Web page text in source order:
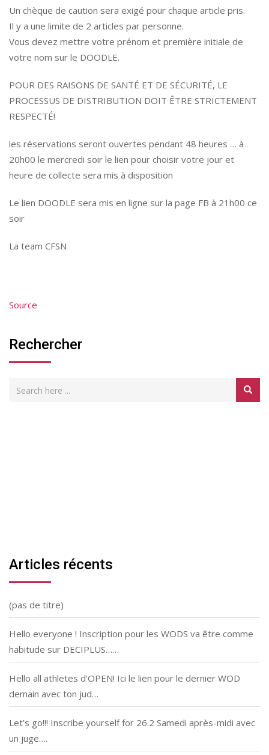
Un chèque de caution sera exigé pour chaque article pris.
Il y a une limite de 2 articles par personne.
Vous devez mettre votre prénom et première initiale de
votre nom sur le DOODLE.
POUR DES RAISONS DE SANTÉ ET DE SÉCURITÉ, LE
PROCESSUS DE DISTRIBUTION DOIT ÊTRE STRICTEMENT
RESPECTÉ!
les réservations seront ouvertes pendant 48 heures … à
20h00 le mercredi soir le lien pour choisir votre jour et
heure de collecte sera mis à disposition
Le lien DOODLE sera mis en ligne sur la page FB à 21h00 ce
soir
La team CFSN
Source
Rechercher
Articles récents
(pas de titre)
Hello everyone ! Inscription pour les WODS va être comme
habitude sur DECIPLUS……
Hello all athletes d’OPEN! Ici le lien pour le dernier WOD
demain avec ton jud…
Let’s go!!! Inscribe yourself for 26.2 Samedi après-midi avec
un juge….